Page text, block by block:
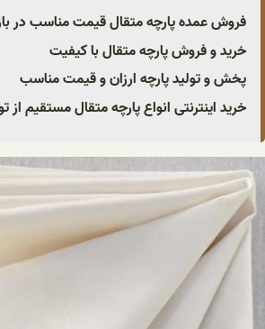
فروش عمده پارچه متقال قیمت مناسب در
خرید و فروش پارچه متقال با کیفیت
پخش و تولید پارچه ارزان و قیمت مناسب
خرید اینترنتی انواع پارچه متقال مستقیم از